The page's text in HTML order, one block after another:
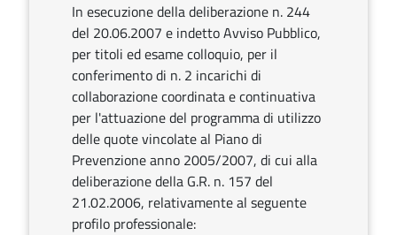
In esecuzione della deliberazione n. 244
del 20.06.2007 e indetto Avviso Pubblico,
per titoli ed esame colloquio, per il
conferimento di n. 2 incarichi di
collaborazione coordinata e continuativa
per l'attuazione del programma di utilizzo
delle quote vincolate al Piano di
Prevenzione anno 2005/2007, di cui alla
deliberazione della G.R. n. 157 del
21.02.2006, relativamente al seguente
profilo professionale: